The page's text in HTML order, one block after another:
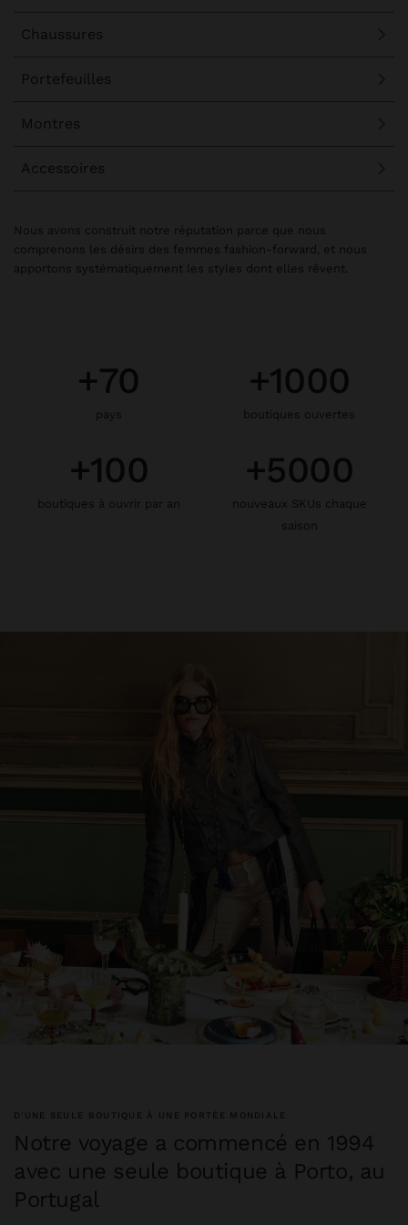
Chaussures
Portefeuilles
Montres
Accessoires
Nous avons construit notre réputation parce que nous
comprenons les désirs des femmes fashion-forward, et nous
apportons systématiquement les styles dont elles rêvent.
+70
pays
+1000
boutiques ouvertes
+100
boutiques à ouvrir par an
+5000
nouveaux SKUs chaque
saison
D'UNE SEULE BOUTIQUE À UNE PORTÉE MONDIALE
Notre voyage a commencé en 1994
avec une seule boutique à Porto, au
Portugal